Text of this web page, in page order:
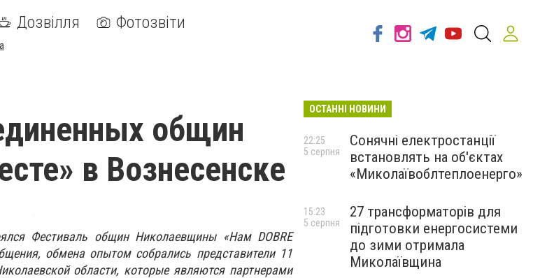
Дозвілля Фотозвіти
общин
в Вознесенске
Фестиваль общин Николаевщины «Нам DOBRE
обмена опытом собрались представители 11
области, которые являются партнерами
ОСТАННІ НОВИНИ
Сонячні електростанції
встановлять на об'єктах
«Миколаївоблтеплоенерго»
22:25
5 серпня
27 трансформаторів для
підготовки енергосистеми
до зими отримала
Миколаївщина
15:23
5 серпня